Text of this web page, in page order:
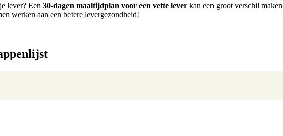
lever? Een 30-dagen maaltijdplan voor een vette lever kan een groot verschil
werken aan een betere levergezondheid!